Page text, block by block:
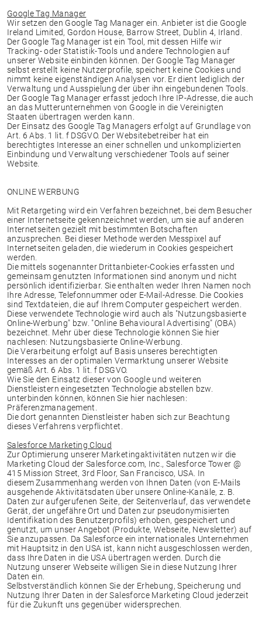
Google Tag Manager
Wir setzen den Google Tag Manager ein. Anbieter ist die Google
Ireland Limited, Gordon House, Barrow Street, Dublin 4, Irland.
Der Google Tag Manager ist ein Tool, mit dessen Hilfe wir
Tracking- oder Statistik-Tools und andere Technologien auf
unserer Website einbinden können. Der Google Tag Manager
selbst erstellt keine Nutzerprofile, speichert keine Cookies und
nimmt keine eigenständigen Analysen vor. Er dient lediglich der
Verwaltung und Ausspielung der über ihn eingebundenen Tools.
Der Google Tag Manager erfasst jedoch Ihre IP-Adresse, die auch
an das Mutterunternehmen von Google in die Vereinigten
Staaten übertragen werden kann.
Der Einsatz des Google Tag Managers erfolgt auf Grundlage von
Art. 6 Abs. 1 lit. f DSGVO. Der Websitebetreiber hat ein
berechtigtes Interesse an einer schnellen und unkomplizierten
Einbindung und Verwaltung verschiedener Tools auf seiner
Website.
ONLINE WERBUNG
Mit Retargeting wird ein Verfahren bezeichnet, bei dem Besucher
einer Internetseite gekennzeichnet werden, um sie auf anderen
Internetseiten gezielt mit bestimmten Botschaften
anzusprechen. Bei dieser Methode werden Messpixel auf
Internetseiten geladen, die wiederum in Cookies gespeichert
werden.
Die mittels sogenannter Drittanbieter-Cookies erfassten und
gemeinsam genutzten Informationen sind anonym und nicht
persönlich identifizierbar. Sie enthalten weder Ihren Namen noch
Ihre Adresse, Telefonnummer oder E-Mail-Adresse. Die Cookies
sind Textdateien, die auf Ihrem Computer gespeichert werden.
Diese verwendete Technologie wird auch als "Nutzungsbasierte
Online-Werbung" bzw. "Online Behavioural Advertising" (OBA)
bezeichnet. Mehr über diese Technologie können Sie hier
nachlesen: Nutzungsbasierte Online-Werbung.
Die Verarbeitung erfolgt auf Basis unseres berechtigten
Interesses an der optimalen Vermarktung unserer Website
gemäß Art. 6 Abs. 1 lit. f DSGVO.
Wie Sie den Einsatz dieser von Google und weiteren
Dienstleistern eingesetzten Technologie abstellen bzw.
unterbinden können, können Sie hier nachlesen:
Präferenzmanagement.
Die dort genannten Dienstleister haben sich zur Beachtung
dieses Verfahrens verpflichtet.
Salesforce Marketing Cloud
Zur Optimierung unserer Marketingaktivitäten nutzen wir die
Marketing Cloud der Salesforce.com, Inc., Salesforce Tower @
415 Mission Street, 3rd Floor, San Francisco, USA. In
diesem Zusammenhang werden von Ihnen Daten (von E-Mails
ausgehende Aktivitätsdaten über unsere Online-Kanäle, z. B.
Daten zur aufgerufenen Seite, der Seitenverlauf, das verwendete
Gerät, der ungefähre Ort und Daten zur pseudonymisierten
Identifikation des Benutzerprofils) erhoben, gespeichert und
genutzt, um unser Angebot (Produkte, Webseite, Newsletter) auf
Sie anzupassen. Da Salesforce ein internationales Unternehmen
mit Hauptsitz in den USA ist, kann nicht ausgeschlossen werden,
dass Ihre Daten in die USA übertragen werden. Durch die
Nutzung unserer Webseite willigen Sie in diese Nutzung Ihrer
Daten ein.
Selbstverständlich können Sie der Erhebung, Speicherung und
Nutzung Ihrer Daten in der Salesforce Marketing Cloud jederzeit
für die Zukunft uns gegenüber widersprechen.